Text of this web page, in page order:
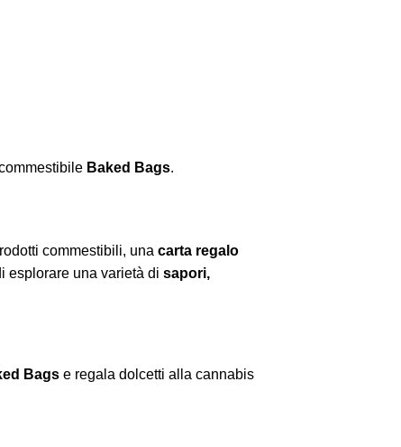
Baked Bags.
commestibili, una carta regalo
esplorare una varietà di sapori,
Bags e regala dolcetti alla cannabis